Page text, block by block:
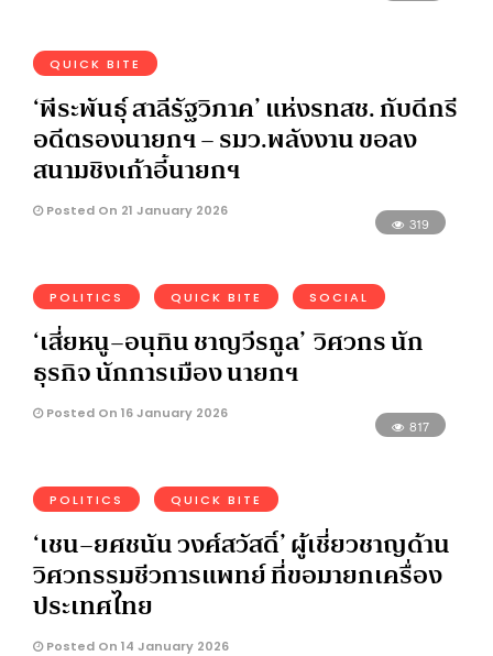
QUICK BITE
‘พีระพันธุ์ สาลีรัฐวิภาค’ แห่งรทสช. กับดีกรี
อดีตรองนายกฯ – รมว.พลังงาน ขอลง
สนามชิงเก้าอี้นายกฯ
Posted On 21 January 2026
319
POLITICS QUICK BITE SOCIAL
‘เสี่ยหนู–อนุทิน ชาญวีรกูล’ วิศวกร นัก
ธุรกิจ นักการเมือง นายกฯ
Posted On 16 January 2026
817
POLITICS QUICK BITE
‘เชน–ยศชนัน วงศ์สวัสดิ์’ ผู้เชี่ยวชาญด้าน
วิศวกรรมชีวการแพทย์ ที่ขอมายกเครื่อง
ประเทศไทย
Posted On 14 January 2026